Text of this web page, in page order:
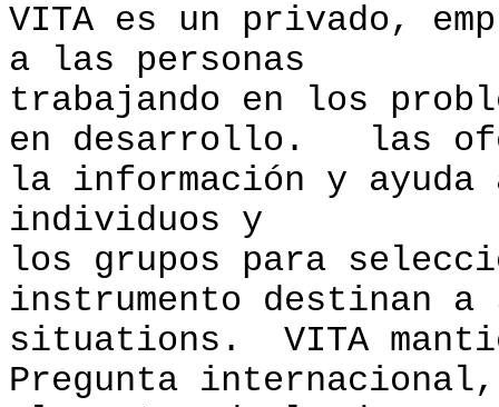
VITA es un privado,
a las personas
trabajando en los
en desarrollo. las
la información y ayuda
individuos y
los grupos para
instrumento destinan a
situations. VITA
Pregunta